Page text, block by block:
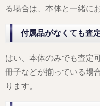
る場合は、本体と一緒に
付属品がなくても査
はい、本体のみでも査定
冊子などが揃っている場
ります。